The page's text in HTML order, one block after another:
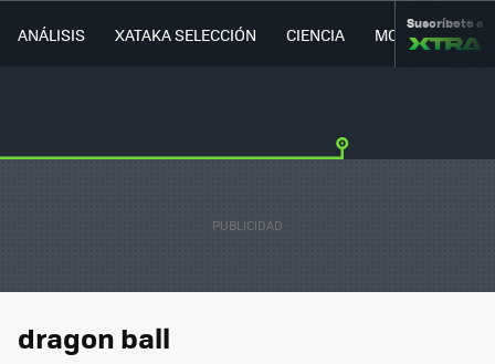
ANÁLISIS XATAKA SELECCIÓN CIENCIA MOVILIDAD
Suscríbete a
dragon ball